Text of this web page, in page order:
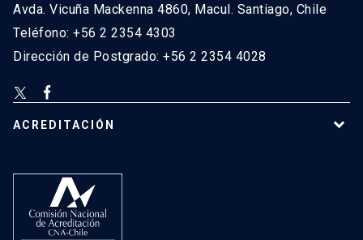
Avda. Vicuña Mackenna 4860, Macul. Santiago, Chile
Teléfono: +56 2 2354 4303
Dirección de Postgrado: +56 2 2354 4028
ACREDITACIÓN